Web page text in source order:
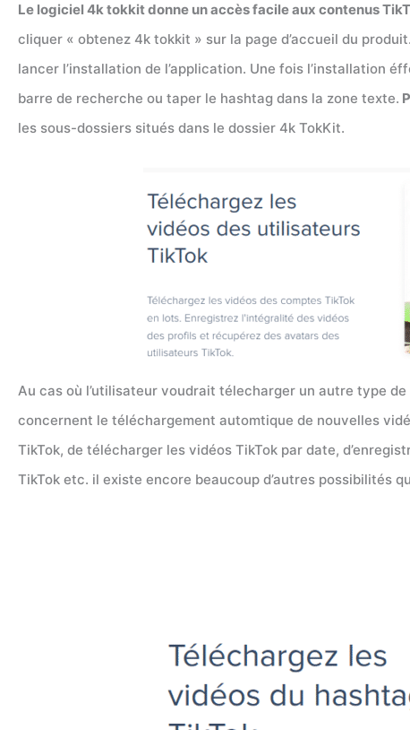
Le logiciel 4k tokkit donne un accès facile aux contenus
cliquer « obtenez 4k tokkit » sur la page d’accueil du
lancer l’installation de l’application. Une fois l’installation
barre de recherche ou taper le hashtag dans la zone texte.
les sous-dossiers situés dans le dossier 4k TokKit.
Au cas où l’utilisateur voudrait télecharger un autre type
concernent le téléchargement automtique de nouvelles
TikTok, de télécharger les vidéos TikTok par date,
TikTok etc. il existe encore beaucoup d’autres possibilités